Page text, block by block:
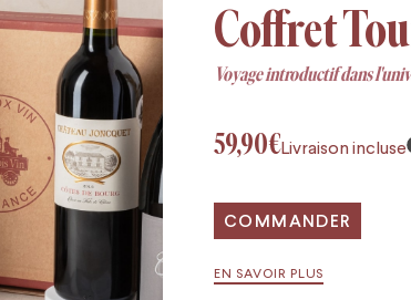
Coffret
Voyage introductif dans
59,90€Livraison incluse
COMMANDER
EN SAVOIR PLUS